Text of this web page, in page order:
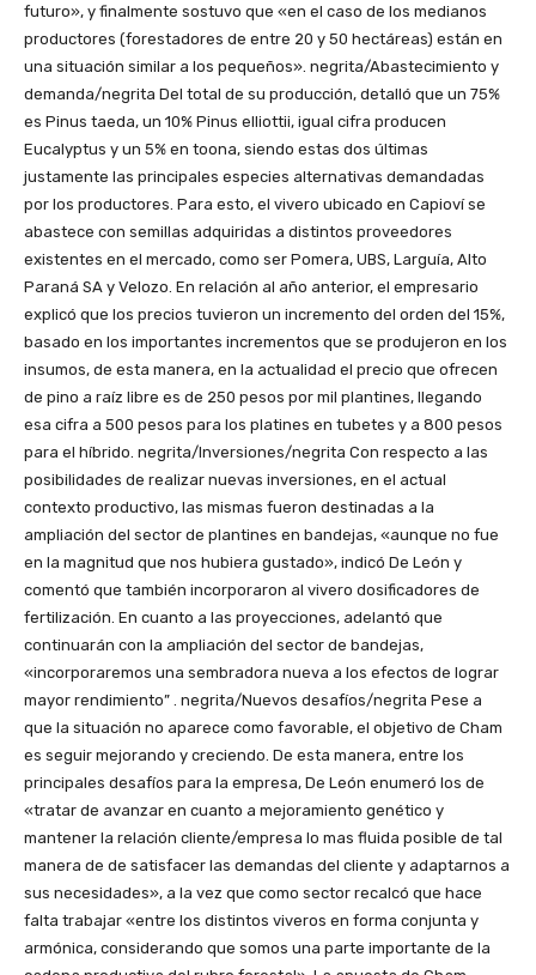
futuro», y finalmente sostuvo que «en el caso de los medianos
productores (forestadores de entre 20 y 50 hectáreas) están en
una situación similar a los pequeños». negrita/Abastecimiento y
demanda/negrita Del total de su producción, detalló que un 75%
es Pinus taeda, un 10% Pinus elliottii, igual cifra producen
Eucalyptus y un 5% en toona, siendo estas dos últimas
justamente las principales especies alternativas demandadas
por los productores. Para esto, el vivero ubicado en Capioví se
abastece con semillas adquiridas a distintos proveedores
existentes en el mercado, como ser Pomera, UBS, Larguía, Alto
Paraná SA y Velozo. En relación al año anterior, el empresario
explicó que los precios tuvieron un incremento del orden del 15%,
basado en los importantes incrementos que se produjeron en los
insumos, de esta manera, en la actualidad el precio que ofrecen
de pino a raíz libre es de 250 pesos por mil plantines, llegando
esa cifra a 500 pesos para los platines en tubetes y a 800 pesos
para el híbrido. negrita/Inversiones/negrita Con respecto a las
posibilidades de realizar nuevas inversiones, en el actual
contexto productivo, las mismas fueron destinadas a la
ampliación del sector de plantines en bandejas, «aunque no fue
en la magnitud que nos hubiera gustado», indicó De León y
comentó que también incorporaron al vivero dosificadores de
fertilización. En cuanto a las proyecciones, adelantó que
continuarán con la ampliación del sector de bandejas,
«incorporaremos una sembradora nueva a los efectos de lograr
mayor rendimiento” . negrita/Nuevos desafíos/negrita Pese a
que la situación no aparece como favorable, el objetivo de Cham
es seguir mejorando y creciendo. De esta manera, entre los
principales desafíos para la empresa, De León enumeró los de
«tratar de avanzar en cuanto a mejoramiento genético y
mantener la relación cliente/empresa lo mas fluida posible de tal
manera de de satisfacer las demandas del cliente y adaptarnos a
sus necesidades», a la vez que como sector recalcó que hace
falta trabajar «entre los distintos viveros en forma conjunta y
armónica, considerando que somos una parte importante de la